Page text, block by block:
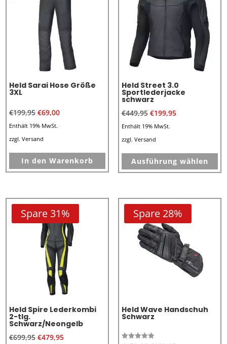
Held Sarai Hose Größe
3XL
€199,95 Ursprünglicher
Preis
war:
€199,95
€69,00Aktueller
€69,00.
Enthält 19% MwSt.
zzgl.Versand
In den Warenkorb
Held Street 3.0
Sportlederjacke
schwarz
€449,95 €199,95
Enthält 19% MwSt.
zzgl. Versand
Ausführung wählen
Spare 31%
Held Spire Lederkombi
2-tlg.
Schwarz/Neongelb
€699,95 €479,95
Spare 28%
Held Wave Handschuh
Schwarz